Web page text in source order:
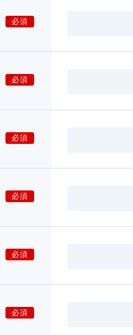
必須
必須
必須
必須
必須
必須